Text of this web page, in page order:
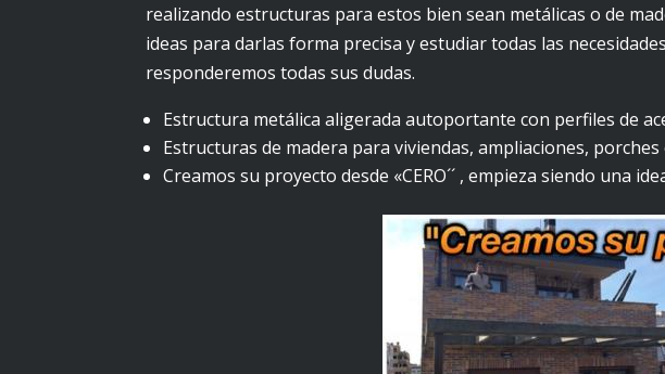
realizando estructuras para estos bien sean metálicas o de
ideas para darlas forma precisa y estudiar todas las
responderemos todas sus dudas.
Estructura metálica aligerada autoportante con perfiles de
Estructuras de madera para viviendas, ampliaciones,
Creamos su proyecto desde «CERO´´ , empieza siendo una